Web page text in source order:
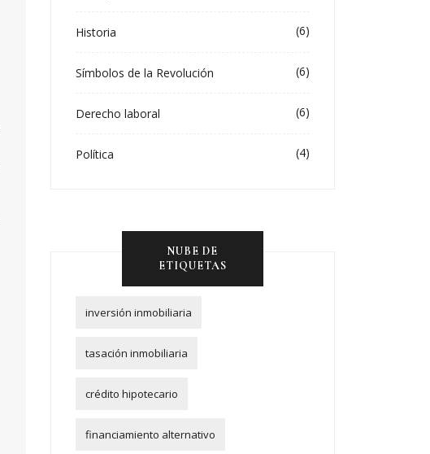
Historia (6)
Símbolos de la Revolución (6)
Derecho laboral (6)
Política (4)
NUBE DE
ETIQUETAS
inversión inmobiliaria
tasación inmobiliaria
crédito hipotecario
financiamiento alternativo